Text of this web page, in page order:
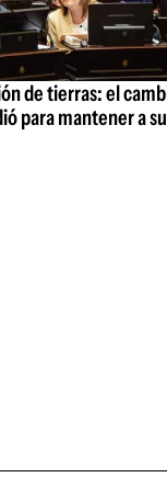
de tierras: el
para mantener a